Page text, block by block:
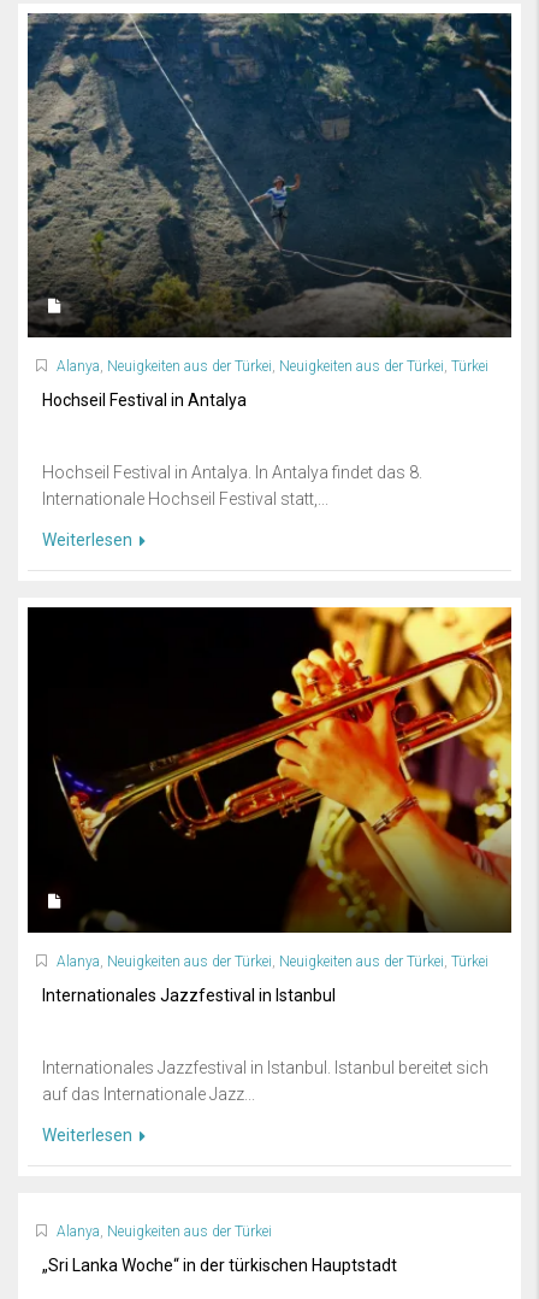
Alanya, Neuigkeiten aus der Türkei, Neuigkeiten aus der Türkei, Türkei
Hochseil Festival in Antalya
Hochseil Festival in Antalya. In Antalya findet das 8.
Internationale Hochseil Festival statt,...
Weiterlesen
Alanya Neuigkeiten aus der Türkei Neuigkeiten aus der Türkei Türkei
Internationales Jazzfestival in Istanbul
Internationales Jazzfestival in Istanbul. Istanbul bereitet sich
auf das Internationale Jazz...
Weiterlesen
Alanya Neuigkeiten aus der Türkei
„Sri Lanka Woche“ in der türkischen Hauptstadt